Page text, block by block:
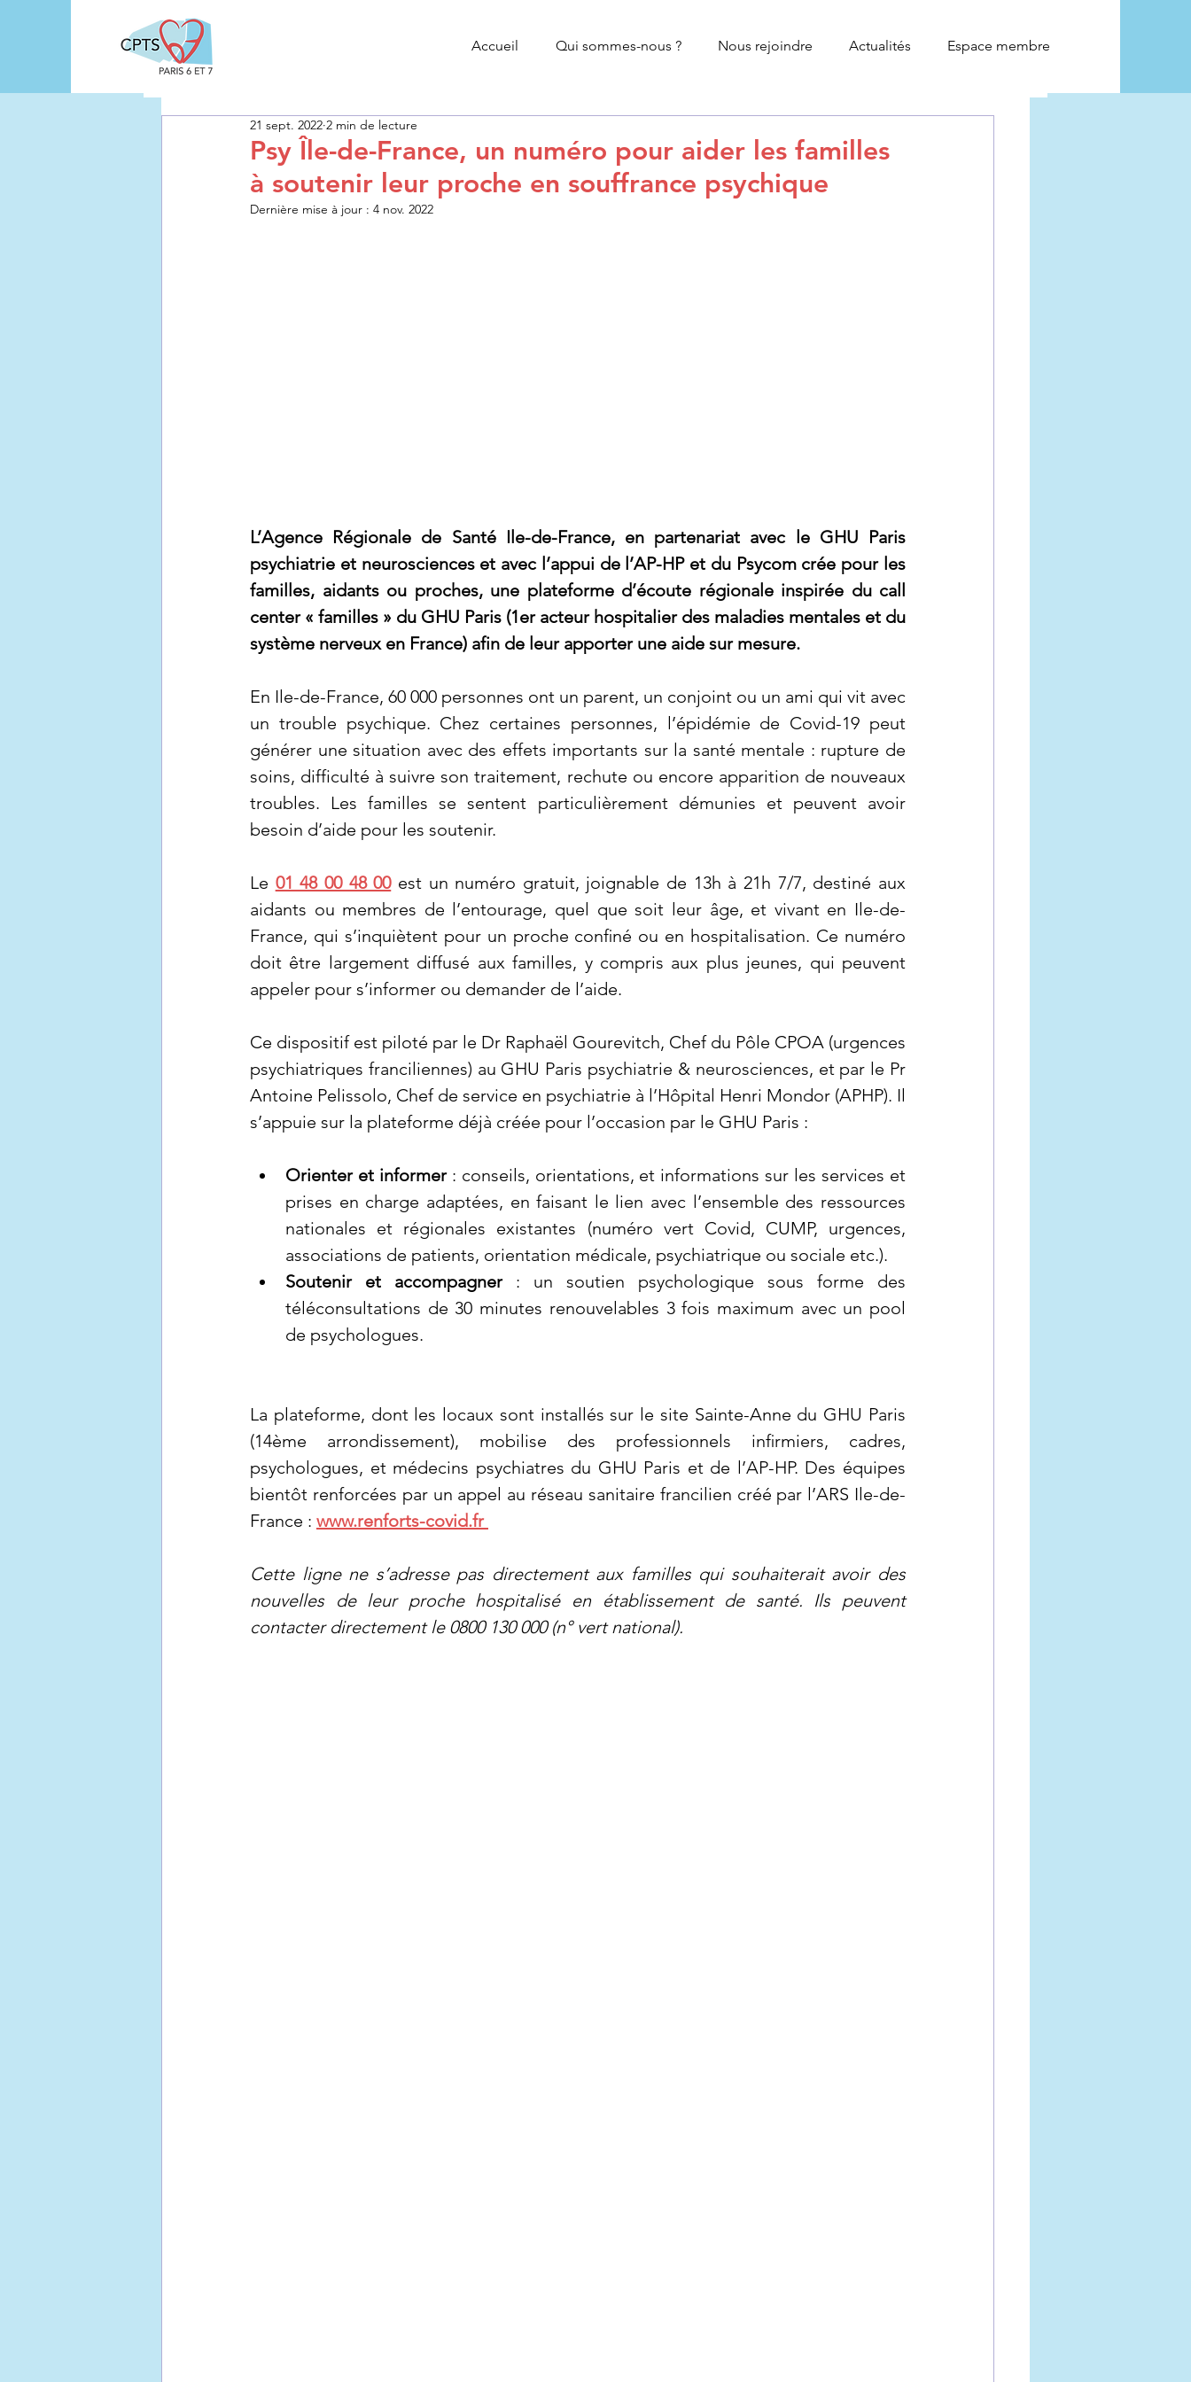
Accueil Qui sommes-nous ? Nous rejoindre Actualités Espace membre
Psy Île-de-France, un numéro pour aider les familles
à soutenir leur proche en souffrance psychique
21 sept. 2022 2 min de lecture
Dernière mise à jour : 4 nov. 2022
L’Agence Régionale de Santé Ile-de-France, en partenariat avec le GHU Paris
psychiatrie et neurosciences et avec l’appui de l’AP-HP et du Psycom crée pour les
familles, aidants ou proches, une plateforme d’écoute régionale inspirée du call
center « familles » du GHU Paris (1er acteur hospitalier des maladies mentales et du
système nerveux en France) afin de leur apporter une aide sur mesure.
En Ile-de-France, 60 000 personnes ont un parent, un conjoint ou un ami qui vit avec
un trouble psychique. Chez certaines personnes, l’épidémie de Covid-19 peut
générer une situation avec des effets importants sur la santé mentale : rupture de
soins, difficulté à suivre son traitement, rechute ou encore apparition de nouveaux
troubles. Les familles se sentent particulièrement démunies et peuvent avoir
besoin d’aide pour les soutenir.
Le 01 48 00 48 00 est un numéro gratuit, joignable de 13h à 21h 7/7, destiné aux
aidants ou membres de l’entourage, quel que soit leur âge, et vivant en Ile-de-
France, qui s’inquiètent pour un proche conﬁné ou en hospitalisation. Ce numéro
doit être largement diffusé aux familles, y compris aux plus jeunes, qui peuvent
appeler pour s’informer ou demander de l’aide.
Ce dispositif est piloté par le Dr Raphaël Gourevitch, Chef du Pôle CPOA (urgences
psychiatriques franciliennes) au GHU Paris psychiatrie & neurosciences, et par le Pr
Antoine Pelissolo, Chef de service en psychiatrie à l’Hôpital Henri Mondor (APHP). Il
s’appuie sur la plateforme déjà créée pour l’occasion par le GHU Paris :
Orienter et informer : conseils, orientations, et informations sur les services et
prises en charge adaptées, en faisant le lien avec l’ensemble des ressources
nationales et régionales existantes (numéro vert Covid, CUMP, urgences,
associations de patients, orientation médicale, psychiatrique ou sociale etc.).
Soutenir et accompagner : un soutien psychologique sous forme des
téléconsultations de 30 minutes renouvelables 3 fois maximum avec un pool
de psychologues.
La plateforme, dont les locaux sont installés sur le site Sainte-Anne du GHU Paris
(14ème arrondissement), mobilise des professionnels inﬁrmiers, cadres,
psychologues, et médecins psychiatres du GHU Paris et de l’AP-HP. Des équipes
bientôt renforcées par un appel au réseau sanitaire francilien créé par l’ARS Ile-de-
France : www.renforts-covid.fr
Cette ligne ne s’adresse pas directement aux familles qui souhaiterait avoir des
nouvelles de leur proche hospitalisé en établissement de santé. Ils peuvent
contacter directement le 0800 130 000 (n° vert national).